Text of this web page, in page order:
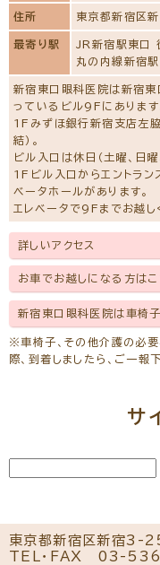
所属学会
日本眼科学会、日本弱
経歴
平成4年 帝京大学医学
帝京大学医学部麻
平成6年 東京警察病院
平成7年 帝京大学医学
平成9年 社会福祉法
平成12年 日本眼科学会
平成14年 聖母病院眼
平成15年 医学博士取得
平成27年 社会福祉法
令和2年4月～ 新宿東
主な論文
眼科臨床医報 第91巻
眼外傷の後遺症について
眼科臨床医報 第99巻
周期性が消失した周期
帝京医学雑誌 第２６巻
に対する遮蔽試験にお
※初めての方でもご予約可能
一
小児眼
コンタ
新宿東口眼科医院の全
住所 東京都新宿区
最寄り駅
JR新宿駅東口
丸の内線新宿駅
新宿東口眼科医院は新宿東
っているビル9Fにあります
1Fみずほ銀行新宿支店左
結）。
ビル入口は休日（土曜、日曜
1Fビル入口からエントラン
ベータホールがあります。
エレベータで9Fまでお越し
詳しいアクセス
お車でお越しになる方はこ
新宿東口眼科医院は車椅
※車椅子、その他介護の必要
際、到着しましたら、ご一報下
サ
東京都新宿区新宿3-
TEL・FAX 03-